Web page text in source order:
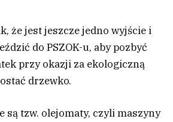
że jest jeszcze jedno wyjście i
do PSZOK-u, aby pozbyć
przy okazji za ekologiczną
drzewko.
są tzw. olejomaty, czyli maszyny